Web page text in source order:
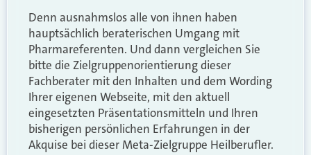
Denn ausnahmslos alle von ihnen haben
hauptsächlich beraterischen Umgang mit
Pharmareferenten. Und dann vergleichen Sie
bitte die Zielgruppenorientierung dieser
Fachberater mit den Inhalten und dem Wording
Ihrer eigenen Webseite, mit den aktuell
eingesetzten Präsentationsmitteln und Ihren
bisherigen persönlichen Erfahrungen in der
Akquise bei dieser Meta-Zielgruppe Heilberufler.